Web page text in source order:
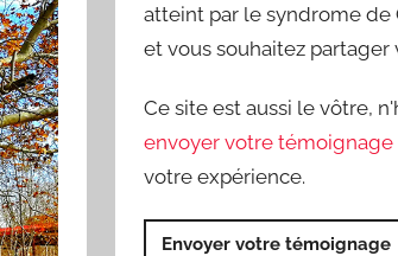
atteint par le syndrome de
et vous souhaitez partager
Ce site est aussi le vôtre,
envoyer votre témoignage
votre expérience.
Envoyer votre témoignage